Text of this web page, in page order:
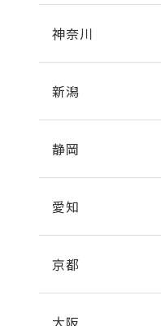
神奈川
新潟
静岡
愛知
京都